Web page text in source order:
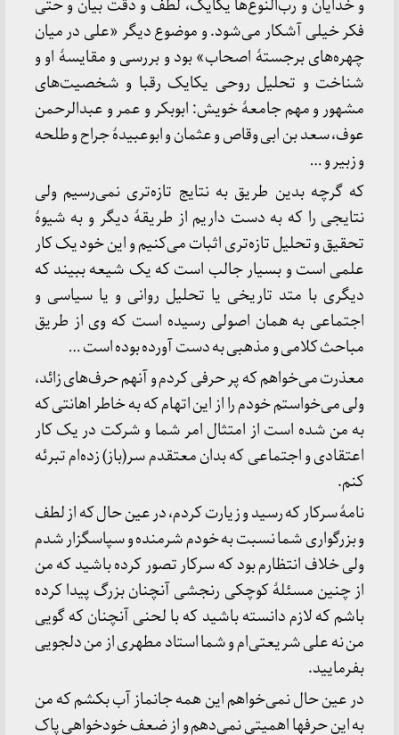
و خدایان و رب‌النوع‌ها یکایک، لطف و دقت بیان و حتی
فکر خیلی آشکار می‌شود. و موضوع دیگر «علی در میان
چهره‌های برجستهٔ اصحاب» بود و بررسی و مقایسهٔ او و
شناخت و تحلیل روحی یکایک رقبا و شخصیت‌های
مشهور و مهم جامعهٔ خویش: ابوبکر و عمر و عبدالرحمن
عوف، سعد بن ابی وقاص و عثمان و ابوعبیدهٔ جراح و طلحه
و زبیر و …
که گرچه بدین طریق به نتایج تازه‌تری نمی‌رسیم ولی
نتایجی را که به دست داریم از طریقهٔ دیگر و به شیوهٔ
تحقیق و تحلیل تازه‌تری اثبات می‌کنیم و این خود یک کار
علمی است و بسیار جالب است که یک شیعه ببیند که
دیگری با متد تاریخی یا تحلیل روانی و یا سیاسی و
اجتماعی به همان اصولی رسیده است که وی از طریق
مباحث کلامی و مذهبی به دست آورده بوده است …
معذرت می‌خواهم که پر حرفی کردم و آنهم حرف‌های زائد،
ولی می‌خواستم خودم را از این اتهام که به خاطر اهانتی که
به من شده است از امتثال امر شما و شرکت در یک کار
اعتقادی و اجتماعی که بدان معتقدم سر(باز) زده‌ام تبرئه
کنم.
نامهٔ سرکار که رسید و زیارت کردم، در عین حال که از لطف
و بزرگواری شما نسبت به خودم شرمنده و سپاسگزار شدم
ولی خلاف انتظارم بود که سرکار تصور کرده باشید که من
از چنین مسئلهٔ کوچکی رنجشی آنچنان بزرگ پیدا کرده
باشم که لازم دانسته باشید که با لحنی آنچنان که گویی
من نه علی شریعتی‌ام و شما استاد مطهری از من دلجویی
بفرمایید.
در عین حال نمی‌خواهم این همه جانماز آب بکشم که من
به این حرفها اهمیتی نمی‌دهم و از ضعف خودخواهی پاک